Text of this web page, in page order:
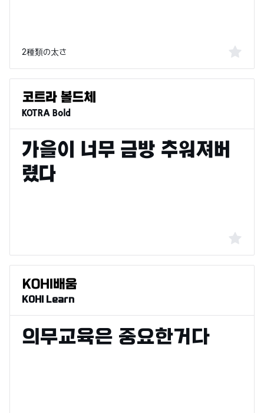
2種類の太さ
KOTRA Bold
KOHI Learn